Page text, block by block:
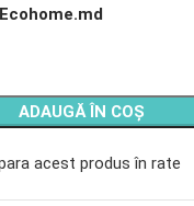
ADAUGĂ ÎN COȘ
acest produs în rate